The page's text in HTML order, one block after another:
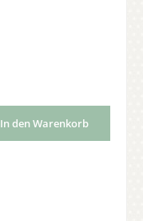
In den Warenkorb